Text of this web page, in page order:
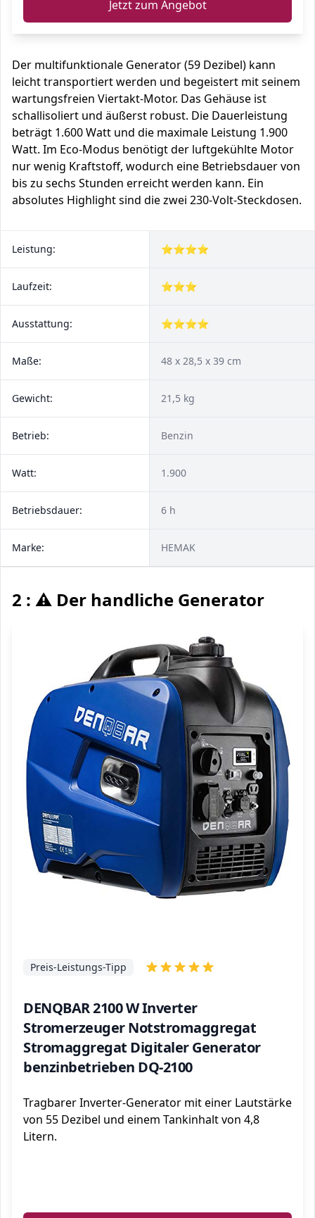
Jetzt zum Angebot
Der multifunktionale Generator (59 Dezibel) kann
leicht transportiert werden und begeistert mit seinem
wartungsfreien Viertakt-Motor. Das Gehäuse ist
schallisoliert und äußerst robust. Die Dauerleistung
beträgt 1.600 Watt und die maximale Leistung 1.900
Watt. Im Eco-Modus benötigt der luftgekühlte Motor
nur wenig Kraftstoff, wodurch eine Betriebsdauer von
bis zu sechs Stunden erreicht werden kann. Ein
absolutes Highlight sind die zwei 230-Volt-Steckdosen.
Leistung: ⭐⭐⭐⭐
Laufzeit: ⭐⭐⭐
Ausstattung: ⭐⭐⭐⭐
Maße: 48 x 28,5 x 39 cm
Gewicht: 21,5 kg
Betrieb: Benzin
Watt: 1.900
Betriebsdauer: 6 h
Marke: HEMAK
2 : ⚠️ Der handliche Generator
DENQBAR 2100 W Inverter
Stromerzeuger Notstromaggregat
Stromaggregat Digitaler Generator
benzinbetrieben DQ-2100
Preis-Leistungs-Tipp
Tragbarer Inverter-Generator mit einer Lautstärke
von 55 Dezibel und einem Tankinhalt von 4,8
Litern.